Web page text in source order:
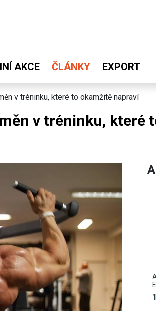
AKCE ČLÁNKY EXPORT
v tréninku, které to okamžitě napraví
v tréninku, které